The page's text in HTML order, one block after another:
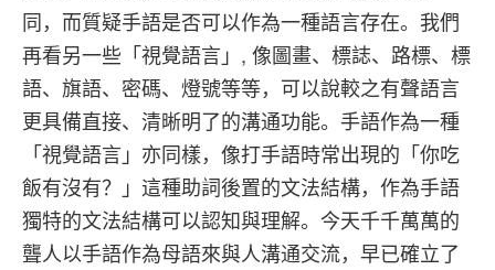
同，而質疑手語是否可以作為一種語言存在。我們
再看另一些「視覺語言」, 像圖畫、標誌、路標、標
語、旗語、密碼、燈號等等，可以說較之有聲語言
更具備直接、清晰明了的溝通功能。手語作為一種
「視覺語言」亦同樣，像打手語時常出現的「你吃
飯有沒有？」這種助詞後置的文法結構，作為手語
獨特的文法結構可以認知與理解。今天千千萬萬的
聾人以手語作為母語來與人溝通交流，早已確立了